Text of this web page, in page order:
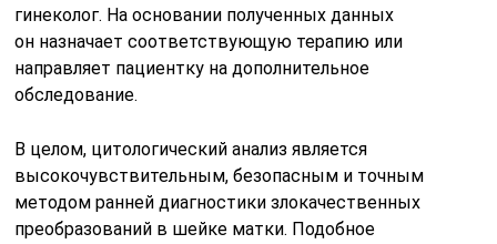
гинеколог. На основании полученных данных
он назначает соответствующую терапию или
направляет пациентку на дополнительное
обследование.
В целом, цитологический анализ является
высокочувствительным, безопасным и точным
методом ранней диагностики злокачественных
преобразований в шейке матки. Подобное